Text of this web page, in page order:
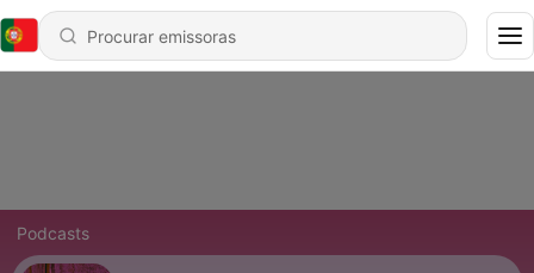
Podcasts